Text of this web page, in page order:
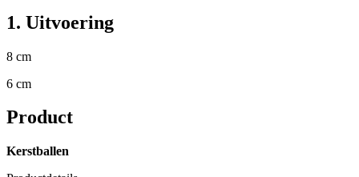
1. Uitvoering
8 cm
6 cm
Product
Kerstballen